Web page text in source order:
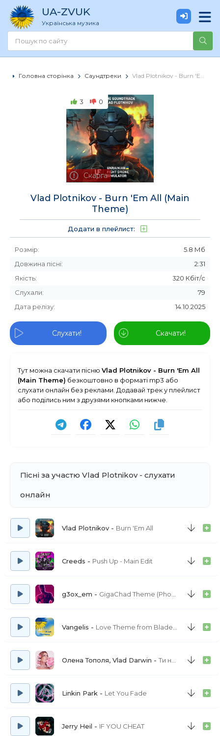
UA-ZVUK
Українська музика
Головна сторінка Саундтреки Vlad Plotnikov - Burn 'Em All (Main Theme)
3 0
Скарга
Vlad Plotnikov - Burn 'Em All (Main
Theme)
Додати в плейлист:
Розмір:
5.8 Мб
Довжина пісні:
2:31
Якість:
320 Кбіт/с
Слухали:
79
Дата релізу:
14.10.2025
Слухати! Скачати!
Тут можна скачати пісню Vlad Plotnikov - Burn 'Em All
(Main Theme) безкоштовно в форматі mp3 або
слухати онлайн без реклами. Додавай трек у плейлист
або поділись ним з друзями кнопками нижче.
Пісні за участю Vlad Plotnikov - слухати
онлайн
Vlad Plotnikov Burn 'Em All
Creeds Push Up - Main Edit
g3ox_em GigaChad Theme (Phonk House Version)
Vangelis Love Theme from Blade Runner
Олена Тополя, Vlad Darwin Ти найкраща
Linkin Park Let You Fade
Jerry Heil IF YOU CHEAT